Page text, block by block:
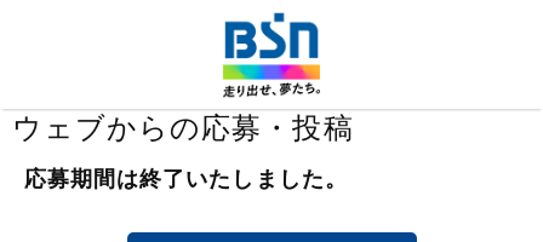
ウェブからの応募・投稿
応募期間は終了いたしました。